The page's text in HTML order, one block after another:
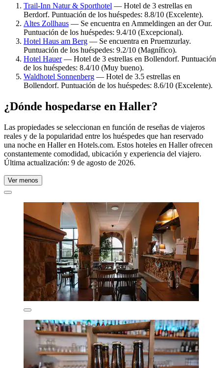
Trail-Inn Natur & Sporthotel — Hotel de 3 estrellas en
Berdorf. Puntuación de los huéspedes: 8.8/10 (Excelente).
Altes Zollhaus — Se encuentra en Ammeldingen an der Our.
Puntuación de los huéspedes: 9.4/10 (Excepcional).
Hotel Haus am Berg — Se encuentra en Pruemzurlay.
Puntuación de los huéspedes: 9.2/10 (Magnífico).
Hotel Hauer— Hotel de 3 estrellas en Bollendorf. Puntuación
de los huéspedes: 8.4/10 (Muy bueno).
Waldhotel Sonnenberg — Hotel de 3.5 estrellas en
Bollendorf. Puntuación de los huéspedes: 8.6/10 (Excelente).
¿Dónde hospedarse en Haller?
Las propiedades se seleccionan en función de reseñas de viajeros
reales y de la popularidad entre los huéspedes que han reservado
una noche en Haller en Hotels.com. Estos hoteles en Haller ofrecen
constantemente comodidad, ubicación y experiencia del viajero.
Última actualización: 9 de agosto de 2026.
Ver menos